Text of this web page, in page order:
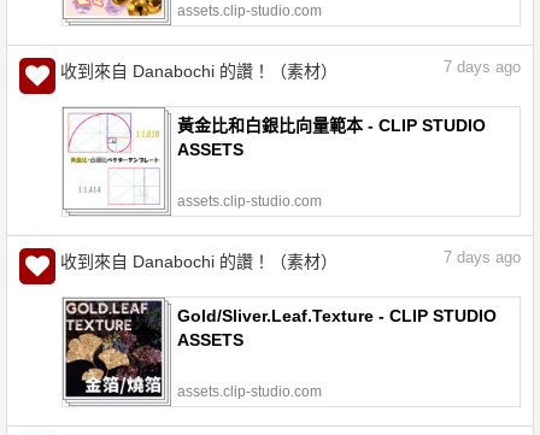
assets.clip-studio.com
收到來自 Danabochi 的讚！（素材） 7 days ago
黃金比和白銀比向量範本 - CLIP STUDIO
ASSETS
assets.clip-studio.com
收到來自 Danabochi 的讚！（素材） 7 days ago
Gold/Sliver.Leaf.Texture - CLIP STUDIO
ASSETS
assets.clip-studio.com